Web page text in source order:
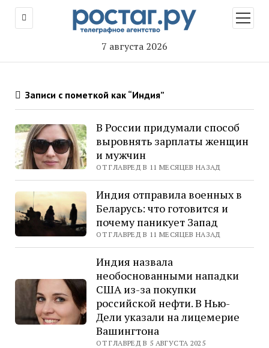
7 августа 2026
меню
Записи с пометкой как “Индия”
В России придумали способ
выровнять зарплаты женщин
и мужчин
ОТ ГЛАВРЕД В 11 МЕСЯЦЕВ НАЗАД
Индия отправила военных в
Беларусь: что готовится и
почему паникует Запад
ОТ ГЛАВРЕД В 11 МЕСЯЦЕВ НАЗАД
Индия назвала
необоснованными нападки
США из-за покупки
российской нефти. В Нью-
Дели указали на лицемерие
Вашингтона
ОТ ГЛАВРЕД В 5 АВГУСТА 2025